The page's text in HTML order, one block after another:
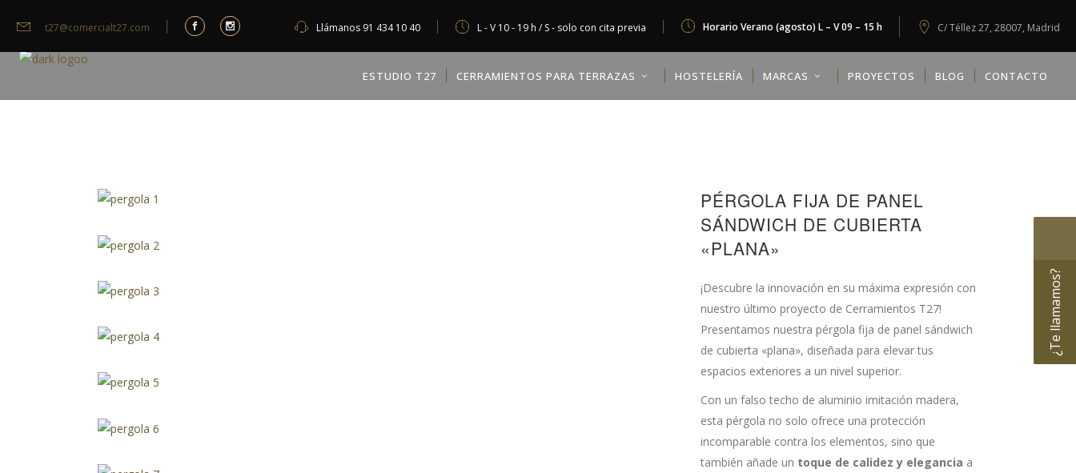
t27@comercialt27.com Llámanos 91 434 10 40 L - V 10 - 19 h / S - solo con cita previa Horario Verano (agosto) L – V 09 – 15 h C/ Téllez 27, 28007, Madrid
ESTUDIO T27 CERRAMIENTOS PARA TERRAZAS HOSTELERÍA MARCAS PROYECTOS BLOG CONTACTO
PÉRGOLA FIJA DE PANEL
SÁNDWICH DE CUBIERTA
«PLANA»
¡Descubre la innovación en su máxima expresión con
nuestro último proyecto de Cerramientos T27!
Presentamos nuestra pérgola fija de panel sándwich
de cubierta «plana», diseñada para elevar tus
espacios exteriores a un nivel superior.
Con un falso techo de aluminio imitación madera,
esta pérgola no solo ofrece una protección
incomparable contra los elementos, sino que
también añade un toque de calidez y elegancia a
¿Te llamamos?